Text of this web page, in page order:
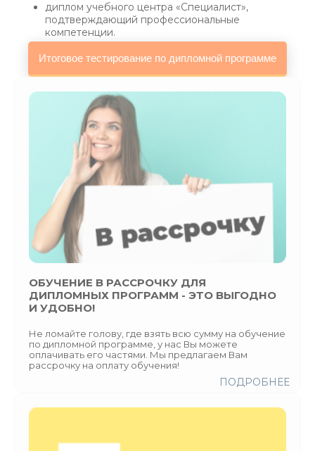
диплом учебного центра «Специалист»,
подтверждающий профессиональные
компетенции.
ОБУЧЕНИЕ В РАССРОЧКУ ДЛЯ
ДИПЛОМНЫХ ПРОГРАММ - ЭТО ВЫГОДНО
И УДОБНО!
Не ломайте голову, где взять всю сумму на обучение
по дипломной программе, у нас Вы можете
оплачивать его частями. Мы предлагаем Вам
рассрочку на оплату обучения!
ПОДРОБНЕЕ